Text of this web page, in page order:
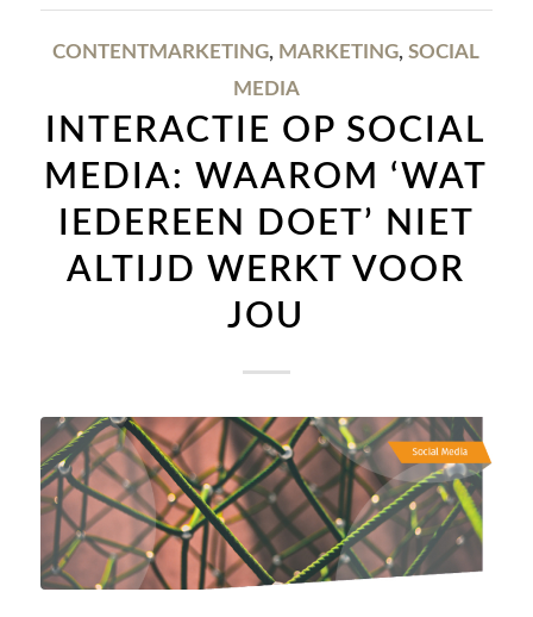
CONTENTMARKETING, MARKETING,SOCIAL
MEDIA
INTERACTIE OP SOCIAL
MEDIA: WAAROM ‘WAT
IEDEREEN DOET’ NIET
ALTIJD WERKT VOOR
JOU